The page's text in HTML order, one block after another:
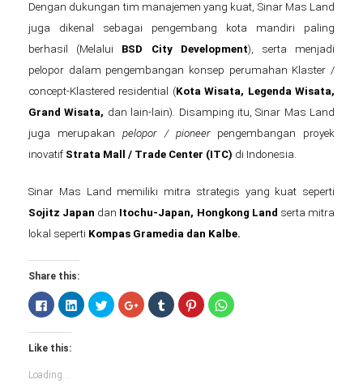
Dengan dukungan tim manajemen yang kuat, Sinar Mas Land
juga dikenal sebagai pengembang kota mandiri paling
berhasil (Melalui BSD City Development), serta menjadi
pelopor dalam pengembangan konsep perumahan Klaster /
concept-Klastered residential (Kota Wisata, Legenda Wisata,
Grand Wisata, dan lain-lain). Disamping itu, Sinar Mas Land
juga merupakanpelopor / pioneer pengembangan proyek
inovatif Strata Mall / Trade Center (ITC) di Indonesia.
Sinar Mas Land memiliki mitra strategis yang kuat seperti
Sojitz Japan dan Itochu-Japan, Hongkong Land serta mitra
lokal seperti Kompas Gramedia dan Kalbe.
Share this:
Click
to
share
on
Facebook
(Opens
new
window)
Click
to
share
Click
to
share
Click
to
share
Click
to
share
Click
to
share
Click
to
Like this:
Loading...